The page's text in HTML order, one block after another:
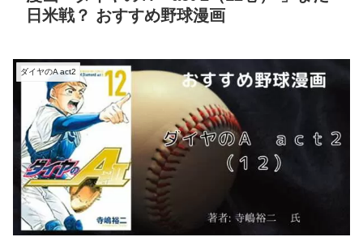
日米戦？ おすすめ野球漫画
ダイヤのA act2